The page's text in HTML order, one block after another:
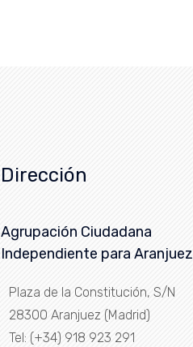
Dirección
Agrupación Ciudadana
Independiente para Aranjuez
Plaza de la Constitución, S/N
28300 Aranjuez (Madrid)
Tel: (+34) 918 923 291